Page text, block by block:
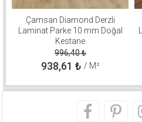
Çamsan Diamond Derzli
Laminat Parke 10 mm Doğal
Kestane
996,40₺
938,61 ₺ / M²